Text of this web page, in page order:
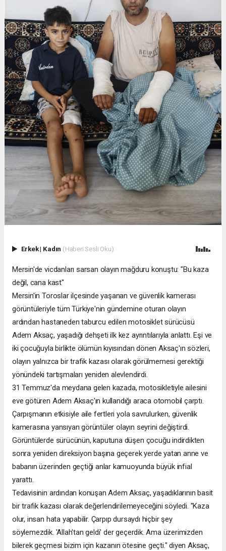
Erkek| Kadın (Haberi Sesli Oku)
Mersin'de vicdanları sarsan olayın mağduru konuştu: "Bu kaza
değil, cana kast"
Mersin'in Toroslar ilçesinde yaşanan ve güvenlik kamerası
görüntüleriyle tüm Türkiye'nin gündemine oturan olayın
ardından hastaneden taburcu edilen motosiklet sürücüsü
Adem Aksaç, yaşadığı dehşeti ilk kez ayrıntılarıyla anlattı. Eşi ve
iki çocuğuyla birlikte ölümün kıyısından dönen Aksaç'ın sözleri,
olayın yalnızca bir trafik kazası olarak görülmemesi gerektiği
yönündeki tartışmaları yeniden alevlendirdi.
31 Temmuz'da meydana gelen kazada, motosikletiyle ailesini
eve götüren Adem Aksaç'ın kullandığı araca otomobil çarptı.
Çarpışmanın etkisiyle aile fertleri yola savrulurken, güvenlik
kamerasına yansıyan görüntüler olayın seyrini değiştirdi.
Görüntülerde sürücünün, kaputuna düşen çocuğu indirdikten
sonra yeniden direksiyon başına geçerek yerde yatan anne ve
babanın üzerinden geçtiği anlar kamuoyunda büyük infial
yarattı.
Tedavisinin ardından konuşan Adem Aksaç, yaşadıklarının basit
bir trafik kazası olarak değerlendirilemeyeceğini söyledi. "Kaza
olur, insan hata yapabilir. Çarpıp dursaydı hiçbir şey
söylemezdik. 'Allah'tan geldi' der geçerdik. Ama üzerimizden
bilerek geçmesi bizim için kazanın ötesine geçti." diyen Aksaç,